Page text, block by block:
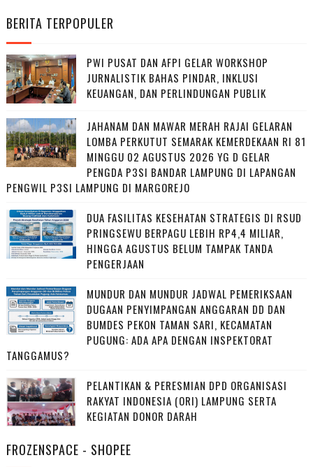
BERITA TERPOPULER
PWI PUSAT DAN AFPI GELAR WORKSHOP
JURNALISTIK BAHAS PINDAR, INKLUSI
KEUANGAN, DAN PERLINDUNGAN PUBLIK
JAHANAM DAN MAWAR MERAH RAJAI GELARAN
LOMBA PERKUTUT SEMARAK KEMERDEKAAN RI 81
MINGGU 02 AGUSTUS 2026 YG D GELAR
PENGDA P3SI BANDAR LAMPUNG DI LAPANGAN
PENGWIL P3SI LAMPUNG DI MARGOREJO
DUA FASILITAS KESEHATAN STRATEGIS DI RSUD
PRINGSEWU BERPAGU LEBIH RP4,4 MILIAR,
HINGGA AGUSTUS BELUM TAMPAK TANDA
PENGERJAAN
MUNDUR DAN MUNDUR JADWAL PEMERIKSAAN
DUGAAN PENYIMPANGAN ANGGARAN DD DAN
BUMDES PEKON TAMAN SARI, KECAMATAN
PUGUNG: ADA APA DENGAN INSPEKTORAT
TANGGAMUS?
PELANTIKAN & PERESMIAN DPD ORGANISASI
RAKYAT INDONESIA (ORI) LAMPUNG SERTA
KEGIATAN DONOR DARAH
FROZENSPACE - SHOPEE